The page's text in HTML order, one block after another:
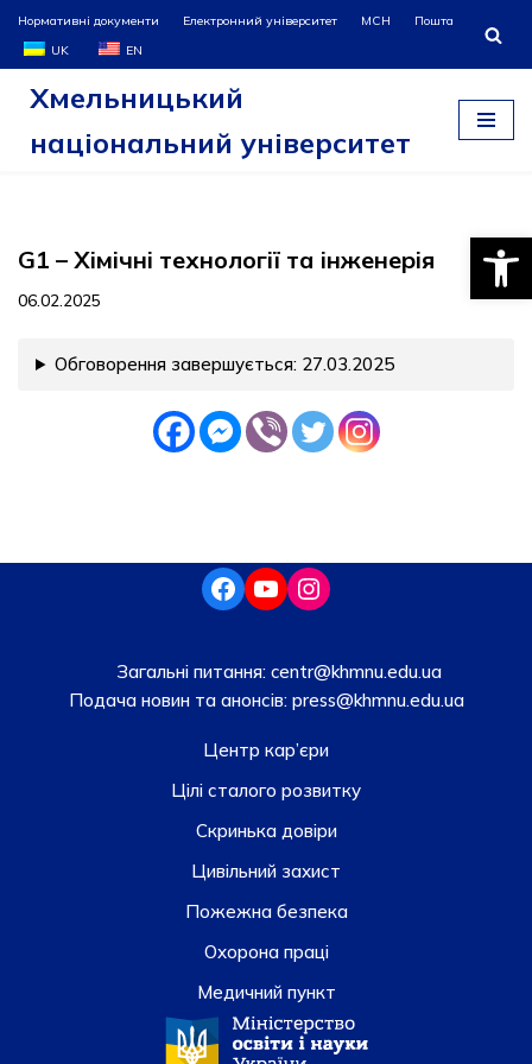
Перейти
до
Нормативні документи Електронний університет МСН
Пошта
UK
EN
Хмельницький
національний університет
G1 – Хімічні технології та інженерія
06.02.2025
Обговорення завершується: 27.03.2025
Загальні питання: centr@khmnu.edu.ua
Подача новин та анонсів:press@khmnu.edu.ua
Центр кар’єри
Цілі сталого розвитку
Скринька довiри
Цивільний захист
Пожежна безпека
Охорона праці
Медичний пункт